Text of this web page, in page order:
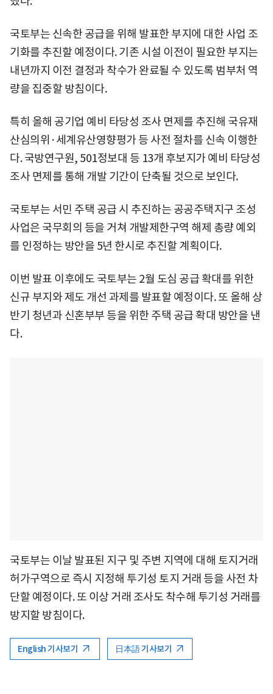
국토부는 신속한 공급을 위해 발표한 부지에 대한 사업 조
기화를 추진할 예정이다. 기존 시설 이전이 필요한 부지는
내년까지 이전 결정과 착수가 완료될 수 있도록 범부처 역
량을 집중할 방침이다.
특히 올해 공기업 예비 타당성 조사 면제를 추진해 국유재
산심의위·세계유산영향평가 등 사전 절차를 신속 이행한
다. 국방연구원, 501정보대 등 13개 후보지가 예비 타당성
조사 면제를 통해 개발 기간이 단축될 것으로 보인다.
국토부는 서민 주택 공급 시 추진하는 공공주택지구 조성
사업은 국무회의 등을 거쳐 개발제한구역 해제 총량 예외
를 인정하는 방안을 5년 한시로 추진할 계획이다.
이번 발표 이후에도 국토부는 2월 도심 공급 확대를 위한
신규 부지와 제도 개선 과제를 발표할 예정이다. 또 올해 상
반기 청년과 신혼부부 등을 위한 주택 공급 확대 방안을 낸
다.
국토부는 이날 발표된 지구 및 주변 지역에 대해 토지거래
허가구역으로 즉시 지정해 투기성 토지 거래 등을 사전 차
단할 예정이다. 또 이상 거래 조사도 착수해 투기성 거래를
방지할 방침이다.
English 기사보기 日本語 기사보기